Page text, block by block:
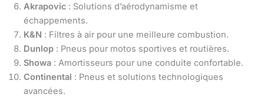
Akrapovic : Solutions d’aérodynamisme et
échappements.
K&N : Filtres à air pour une meilleure combustion.
Dunlop : Pneus pour motos sportives et routières.
Showa : Amortisseurs pour une conduite confortable.
Continental : Pneus et solutions technologiques
avancées.